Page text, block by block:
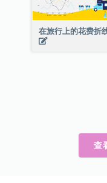
在旅行上的花费折
查